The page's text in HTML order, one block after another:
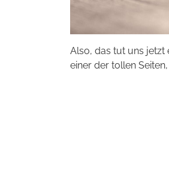
Also, das tut uns jetzt
einer der tollen